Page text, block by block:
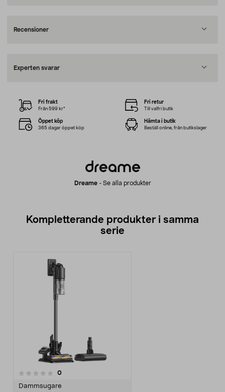
Recensioner
Experten svarar
Dreame- Se alla produkter
Fri frakt
Från 599 kr*
Fri retur
Till valfri butik
Öppet köp
365 dagar öppet köp
Hämta i butik
Beställ online, från butikslager
Kompletterande produkter i samma
serie
0recensioner
Dammsugare